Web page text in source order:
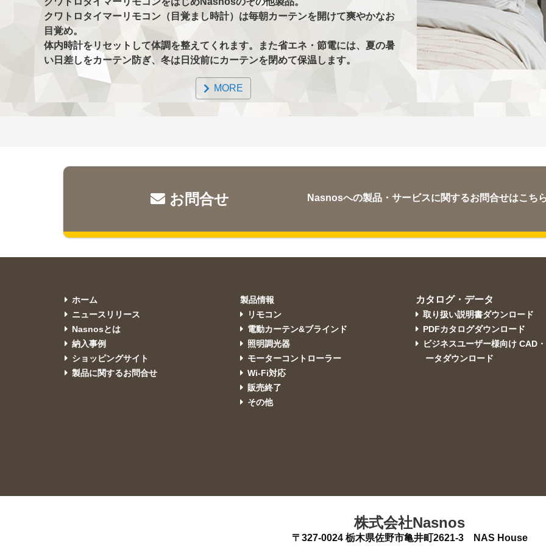
クワトロタイマーリモコン（目覚まし時計）は毎朝カーテンを開けて爽やかなお
目覚め。
体内時計をリセットして体調を整えてくれます。また省エネ・節電には、夏の暑
い日差しをカーテン防ぎ、冬は日没前にカーテンを閉めて保温します。
MORE
お問合せ Nasnosへの製品・サービスに関するお問合せはこち
ホーム
ニュースリリース
Nasnosとは
納入事例
ショッピングサイト
製品に関するお問合せ
製品情報
リモコン
電動カーテン&ブラインド
照明調光器
モーターコントローラー
Wi-Fi対応
販売終了
その他
カタログ・データ
取り扱い説明書ダウンロード
PDFカタログダウンロード
ビジネスユーザー様向け CAD
ータダウンロード
株式会社Nasnos
〒327-0024 栃木県佐野市亀井町2621-3 NAS House